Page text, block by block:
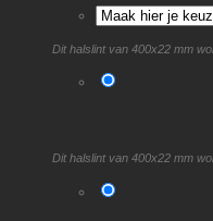
Dit halslint van 400x22 mm
Dit halslint van 400x22 mm